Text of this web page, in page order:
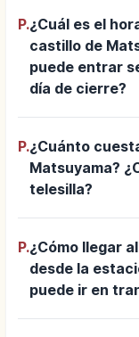
P.¿Cuál es el
castillo de
puede entrar
día de cierre?
P.¿Cuánto
Matsuyama?
telesilla?
P.¿Cómo llegar
desde la
puede ir en